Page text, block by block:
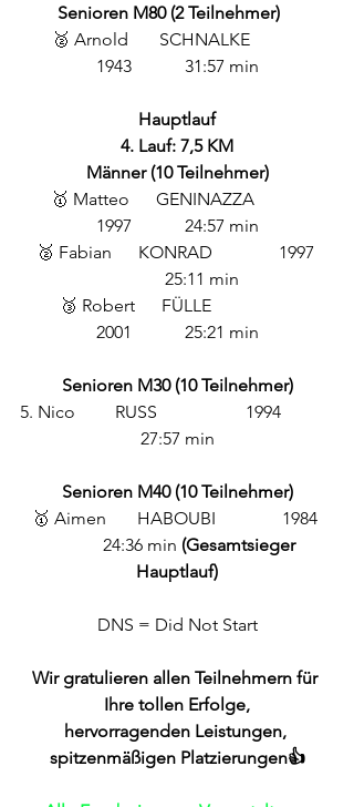
Senioren M80 (2 Teilnehmer)
🥈 Arnold       SCHNALKE
1943            31:57 min
Hauptlauf
4. Lauf: 7,5 KM
Männer (10 Teilnehmer)
🥇 Matteo      GENINAZZA
1997            24:57 min
🥈 Fabian      KONRAD               1997
25:11 min
🥉 Robert      FÜLLE
2001            25:21 min
Senioren M30 (10 Teilnehmer)
5. Nico         RUSS                    1994
27:57 min
Senioren M40 (10 Teilnehmer)
🥇 Aimen       HABOUBI               1984
24:36 min (Gesamtsieger
Hauptlauf)
DNS = Did Not Start
Wir gratulieren allen Teilnehmern für
Ihre tollen Erfolge,
hervorragenden Leistungen,
spitzenmäßigen Platzierungen👍